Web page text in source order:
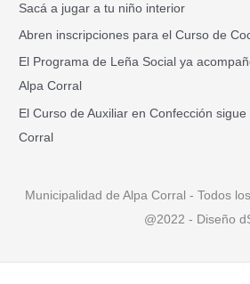
o
r
:
Sacá a jugar a tu niño interior
Abren inscripciones para el Curso de
El Programa de Leña Social ya
Alpa Corral
El Curso de Auxiliar en Confección
Corral
Municipalidad de Alpa Corral - Todos
@2022 - Diseño